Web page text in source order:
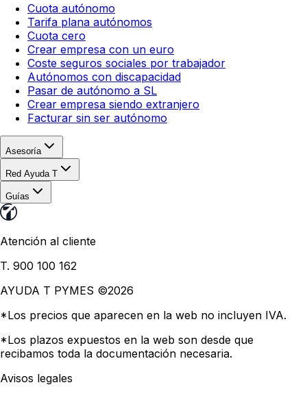
Cuota autónomo
Tarifa plana autónomos
Cuota cero
Crear empresa con un euro
Coste seguros sociales por trabajador
Autónomos con discapacidad
Pasar de autónomo a SL
Crear empresa siendo extranjero
Facturar sin ser autónomo
Asesoría
Red Ayuda T
Guías
Atención al cliente
T. 900 100 162
AYUDA T PYMES ©2026
*Los precios que aparecen en la web no incluyen IVA.
*Los plazos expuestos en la web son desde que
recibamos toda la documentación necesaria.
Avisos legales